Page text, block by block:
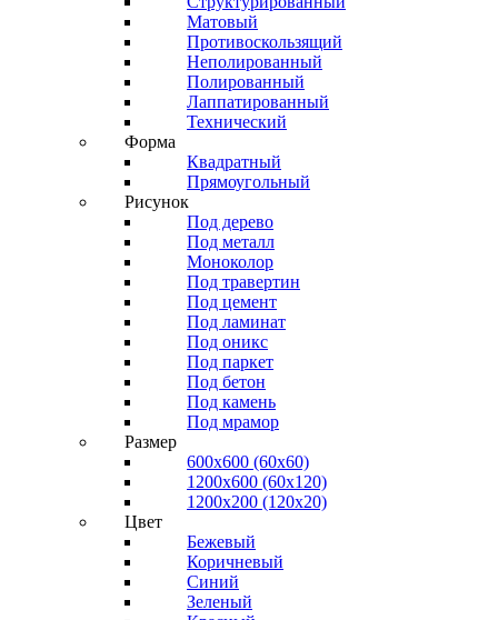
Матовый
Противоскользящий
Неполированный
Полированный
Лаппатированный
Технический
Форма
Квадратный
Прямоугольный
Рисунок
Под дерево
Под металл
Моноколор
Под травертин
Под цемент
Под ламинат
Под оникс
Под паркет
Под бетон
Под камень
Под мрамор
Размер
600х600 (60х60)
1200х600 (60х120)
1200х200 (120x20)
Цвет
Бежевый
Коричневый
Синий
Зеленый